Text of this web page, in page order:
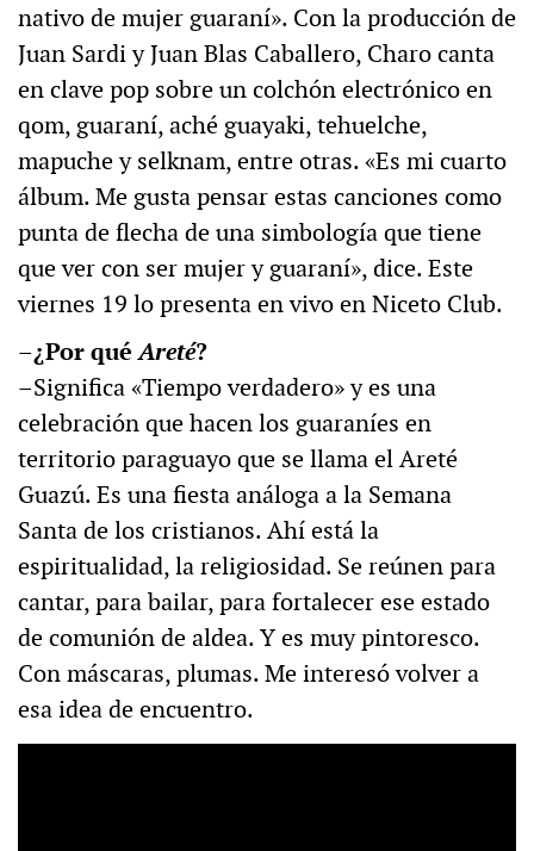
nativo de mujer guaraní». Con la producción de
Juan Sardi y Juan Blas Caballero, Charo canta
en clave pop sobre un colchón electrónico en
qom, guaraní, aché guayaki, tehuelche,
mapuche y selknam, entre otras. «Es mi cuarto
álbum. Me gusta pensar estas canciones como
punta de flecha de una simbología que tiene
que ver con ser mujer y guaraní», dice. Este
viernes 19 lo presenta en vivo en Niceto Club.
–¿Por quéAreté?
–Significa «Tiempo verdadero» y es una
celebración que hacen los guaraníes en
territorio paraguayo que se llama el Areté
Guazú. Es una fiesta análoga a la Semana
Santa de los cristianos. Ahí está la
espiritualidad, la religiosidad. Se reúnen para
cantar, para bailar, para fortalecer ese estado
de comunión de aldea. Y es muy pintoresco.
Con máscaras, plumas. Me interesó volver a
esa idea de encuentro.